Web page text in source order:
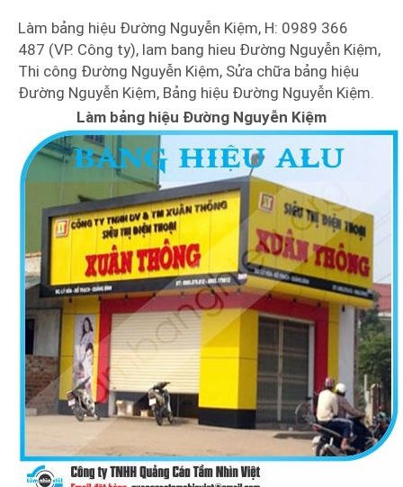
Làm bảng hiệu Đường Nguyễn Kiệm, H: 0989 366
487 (VP. Công ty), lam bang hieu Đường Nguyễn Kiệm,
Thi công Đường Nguyễn Kiệm, Sửa chữa bảng hiệu
Đường Nguyễn Kiệm, Bảng hiệu Đường Nguyễn Kiệm.
Làm bảng hiệu Đường Nguyễn Kiệm